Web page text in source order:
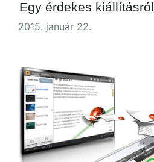
Egy érdekes kiállításról
2015. január 22.